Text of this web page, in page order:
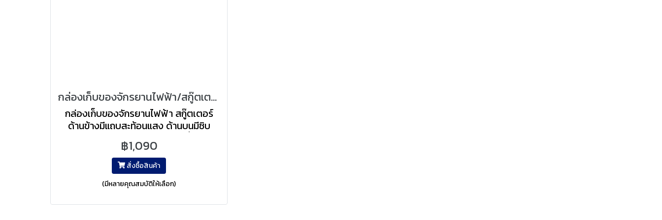
กล่องเก็บของจักรยานไฟฟ้า/สกู๊ตเตอร์
กล่องเก็บของจักรยานไฟฟ้า สกู๊ตเตอร์
ด้านข้างมีแถบสะท้อนแสง ด้านบนมีซิบ
ป้องกันการร่วง เหมาะเก็บของที่ใช้ใน
การtouring/เก็บกล่องคอนโทรลและ
แบตเตอรี่
฿1,090
สั่งซื้อสินค้า
(มีหลายคุณสมบัติให้เลือก)